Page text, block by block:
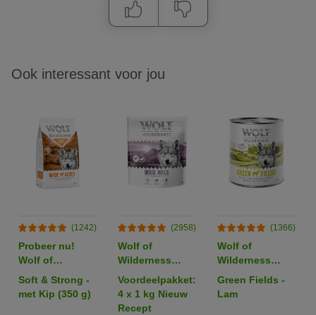
Ook interessant voor jou
(1242)
Probeer nu!
Wolf of
Wilderness
Droogvoer voor
Honden
Soft & Strong -
met Kip (350 g)
(2958)
Wolf of
Wilderness
Adult "Wild
Hills" Eend -
Graanvrij
Voordeelpakket:
4 x 1 kg Nieuw
Recept
(1366)
Wolf of
Wilderness
Hondenvoer 6 x
800 g
Green Fields -
Lam